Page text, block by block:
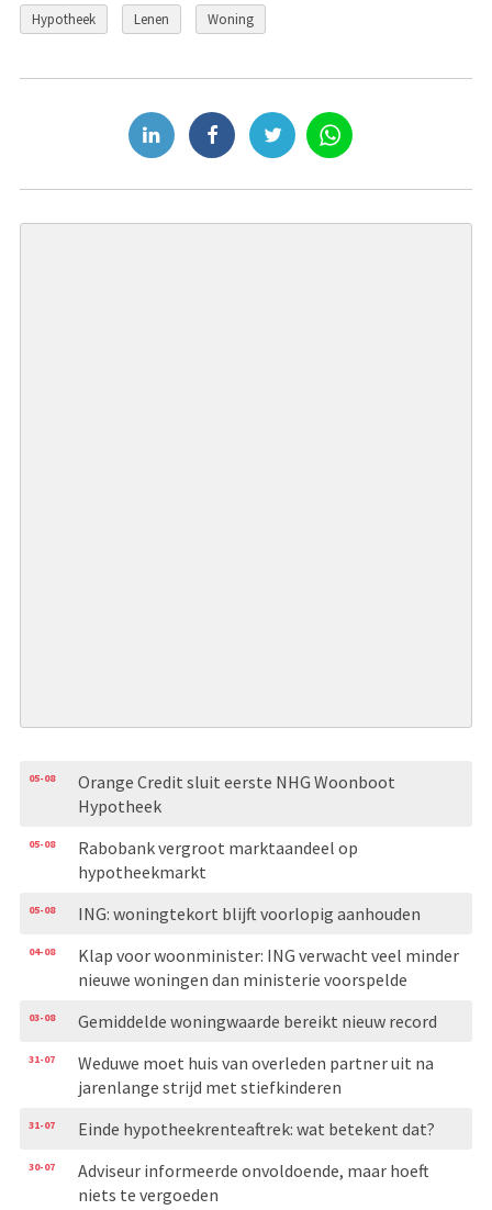
Hypotheek Lenen Woning
05-08
Orange Credit sluit eerste NHG Woonboot
Hypotheek
05-08
Rabobank vergroot marktaandeel op
hypotheekmarkt
05-08 ING: woningtekort blijft voorlopig aanhouden
04-08
Klap voor woonminister: ING verwacht veel minder
nieuwe woningen dan ministerie voorspelde
03-08 Gemiddelde woningwaarde bereikt nieuw record
31-07
Weduwe moet huis van overleden partner uit na
jarenlange strijd met stiefkinderen
31-07 Einde hypotheekrenteaftrek: wat betekent dat?
30-07
Adviseur informeerde onvoldoende, maar hoeft
niets te vergoeden